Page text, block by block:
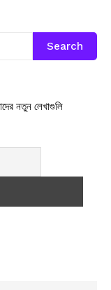
Search
নতুন লেখাগুলি